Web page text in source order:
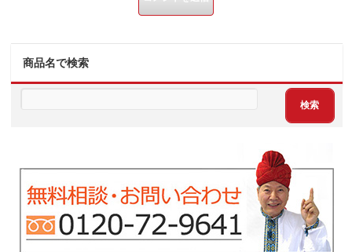
商品名で検索